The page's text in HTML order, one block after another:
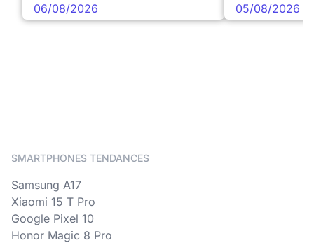
06/08/2026 05/08/2026
SMARTPHONES TENDANCES
Samsung A17
Xiaomi 15 T Pro
Google Pixel 10
Honor Magic 8 Pro